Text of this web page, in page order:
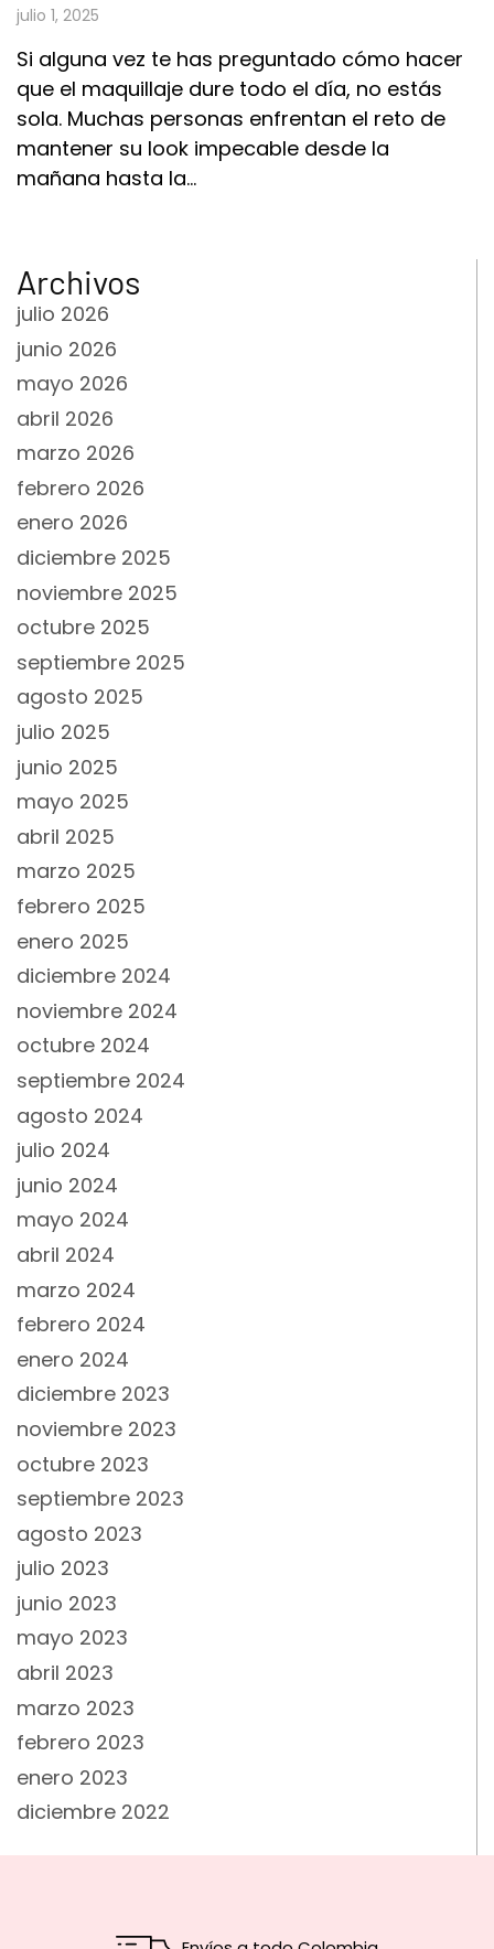
julio 1, 2025
Si alguna vez te has preguntado cómo hacer
que el maquillaje dure todo el día, no estás
sola. Muchas personas enfrentan el reto de
mantener su look impecable desde la
mañana hasta la…
Archivos
julio 2026
junio 2026
mayo 2026
abril 2026
marzo 2026
febrero 2026
enero 2026
diciembre 2025
noviembre 2025
octubre 2025
septiembre 2025
agosto 2025
julio 2025
junio 2025
mayo 2025
abril 2025
marzo 2025
febrero 2025
enero 2025
diciembre 2024
noviembre 2024
octubre 2024
septiembre 2024
agosto 2024
julio 2024
junio 2024
mayo 2024
abril 2024
marzo 2024
febrero 2024
enero 2024
diciembre 2023
noviembre 2023
octubre 2023
septiembre 2023
agosto 2023
julio 2023
junio 2023
mayo 2023
abril 2023
marzo 2023
febrero 2023
enero 2023
diciembre 2022